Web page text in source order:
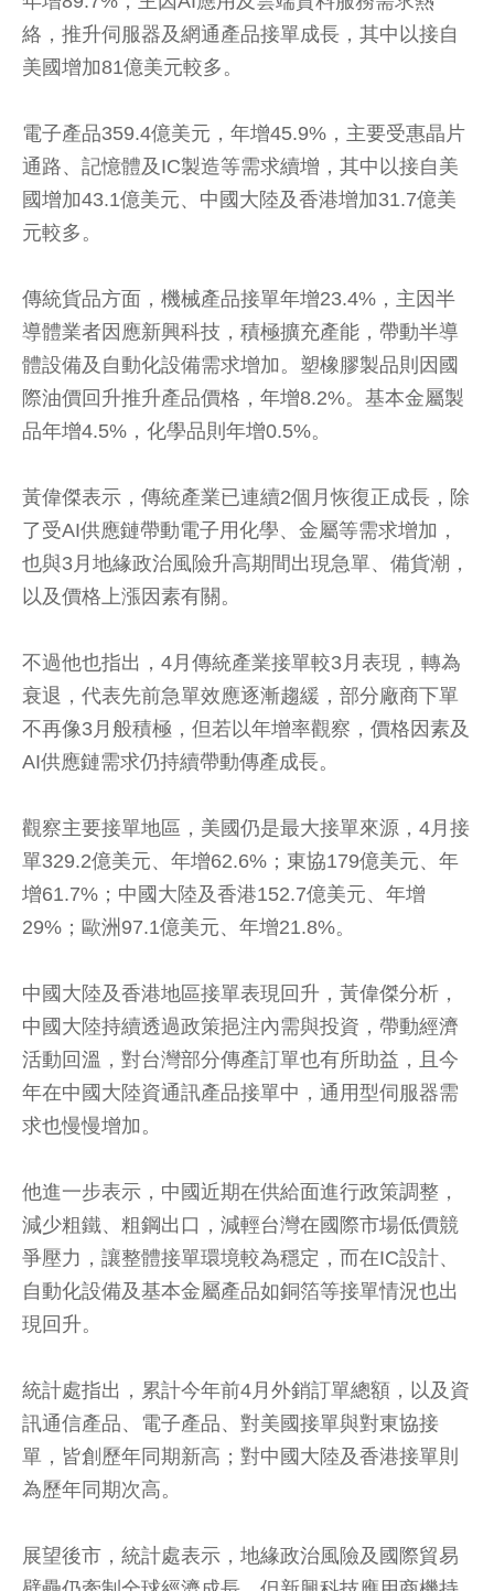
絡，推升伺服器及網通產品接單成長，其中以接自
美國增加81億美元較多。
電子產品359.4億美元，年增45.9%，主要受惠晶片
通路、記憶體及IC製造等需求續增，其中以接自美
國增加43.1億美元、中國大陸及香港增加31.7億美
元較多。
傳統貨品方面，機械產品接單年增23.4%，主因半
導體業者因應新興科技，積極擴充產能，帶動半導
體設備及自動化設備需求增加。塑橡膠製品則因國
際油價回升推升產品價格，年增8.2%。基本金屬製
品年增4.5%，化學品則年增0.5%。
黃偉傑表示，傳統產業已連續2個月恢復正成長，除
了受AI供應鏈帶動電子用化學、金屬等需求增加，
也與3月地緣政治風險升高期間出現急單、備貨潮，
以及價格上漲因素有關。
不過他也指出，4月傳統產業接單較3月表現，轉為
衰退，代表先前急單效應逐漸趨緩，部分廠商下單
不再像3月般積極，但若以年增率觀察，價格因素及
AI供應鏈需求仍持續帶動傳產成長。
觀察主要接單地區，美國仍是最大接單來源，4月接
單329.2億美元、年增62.6%；東協179億美元、年
增61.7%；中國大陸及香港152.7億美元、年增
29%；歐洲97.1億美元、年增21.8%。
中國大陸及香港地區接單表現回升，黃偉傑分析，
中國大陸持續透過政策挹注內需與投資，帶動經濟
活動回溫，對台灣部分傳產訂單也有所助益，且今
年在中國大陸資通訊產品接單中，通用型伺服器需
求也慢慢增加。
他進一步表示，中國近期在供給面進行政策調整，
減少粗鐵、粗鋼出口，減輕台灣在國際市場低價競
爭壓力，讓整體接單環境較為穩定，而在IC設計、
自動化設備及基本金屬產品如銅箔等接單情況也出
現回升。
統計處指出，累計今年前4月外銷訂單總額，以及資
訊通信產品、電子產品、對美國接單與對東協接
單，皆創歷年同期新高；對中國大陸及香港接單則
為歷年同期次高。
展望後市，統計處表示，地緣政治風險及國際貿易